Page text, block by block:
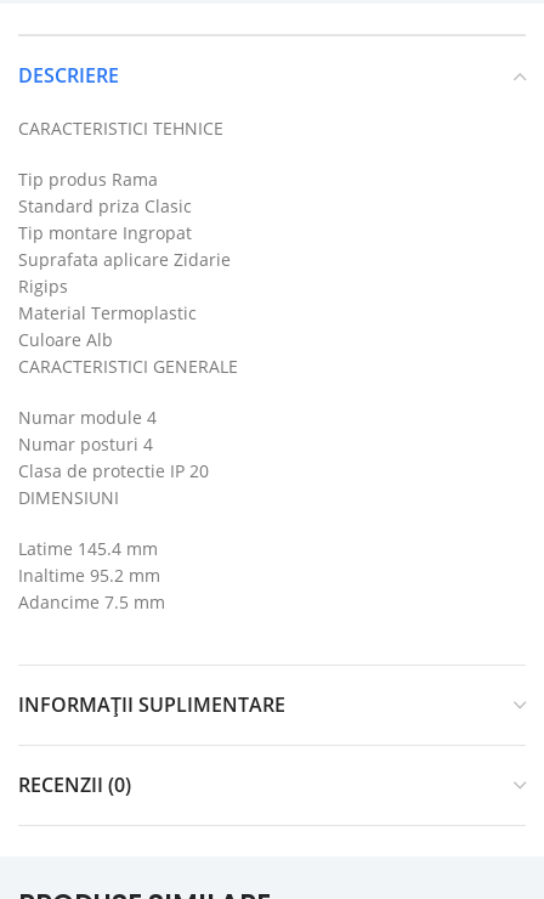
DESCRIERE
CARACTERISTICI TEHNICE
Tip produs Rama
Standard priza Clasic
Tip montare Ingropat
Suprafata aplicare Zidarie
Rigips
Material Termoplastic
Culoare Alb
CARACTERISTICI GENERALE
Numar module 4
Numar posturi 4
Clasa de protectie IP 20
DIMENSIUNI
Latime 145.4 mm
Inaltime 95.2 mm
Adancime 7.5 mm
INFORMAȚII SUPLIMENTARE
RECENZII (0)